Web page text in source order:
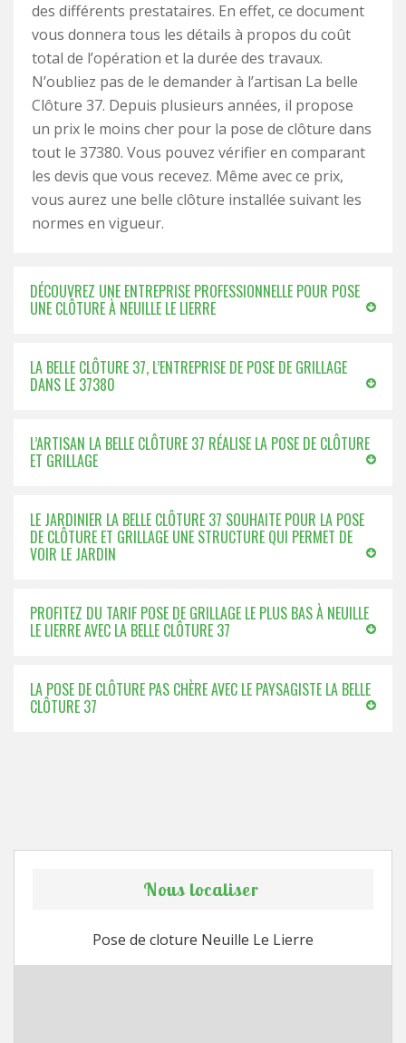
des différents prestataires. En effet, ce document
vous donnera tous les détails à propos du coût
total de l’opération et la durée des travaux.
N’oubliez pas de le demander à l’artisan La belle
Clôture 37. Depuis plusieurs années, il propose
un prix le moins cher pour la pose de clôture dans
tout le 37380. Vous pouvez vérifier en comparant
les devis que vous recevez. Même avec ce prix,
vous aurez une belle clôture installée suivant les
normes en vigueur.
DÉCOUVREZ UNE ENTREPRISE PROFESSIONNELLE POUR POSE
UNE CLÔTURE À NEUILLE LE LIERRE
LA BELLE CLÔTURE 37, L’ENTREPRISE DE POSE DE GRILLAGE
DANS LE 37380
L’ARTISAN LA BELLE CLÔTURE 37 RÉALISE LA POSE DE CLÔTURE
ET GRILLAGE
LE JARDINIER LA BELLE CLÔTURE 37 SOUHAITE POUR LA POSE
DE CLÔTURE ET GRILLAGE UNE STRUCTURE QUI PERMET DE
VOIR LE JARDIN
PROFITEZ DU TARIF POSE DE GRILLAGE LE PLUS BAS À NEUILLE
LE LIERRE AVEC LA BELLE CLÔTURE 37
LA POSE DE CLÔTURE PAS CHÈRE AVEC LE PAYSAGISTE LA BELLE
CLÔTURE 37
Nous localiser
Pose de cloture Neuille Le Lierre